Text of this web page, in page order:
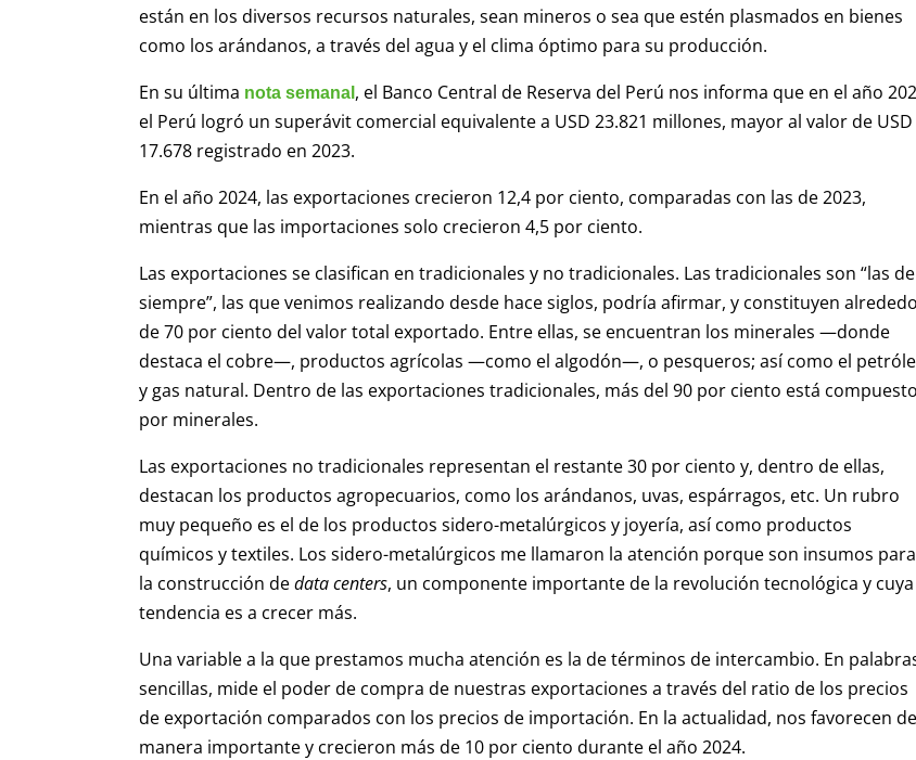
están en los diversos recursos naturales, sean mineros o sea que estén plasmados en bienes
como los arándanos, a través del agua y el clima óptimo para su producción.
En su última nota semanal , el Banco Central de Reserva del Perú nos informa que en el año
el Perú logró un superávit comercial equivalente a USD 23.821 millones, mayor al valor de USD
17.678 registrado en 2023.
En el año 2024, las exportaciones crecieron 12,4 por ciento, comparadas con las de 2023,
mientras que las importaciones solo crecieron 4,5 por ciento.
Las exportaciones se clasifican en tradicionales y no tradicionales. Las tradicionales son “las de
siempre”, las que venimos realizando desde hace siglos, podría afirmar, y constituyen
de 70 por ciento del valor total exportado. Entre ellas, se encuentran los minerales —donde
destaca el cobre—, productos agrícolas —como el algodón—, o pesqueros; así como el
y gas natural. Dentro de las exportaciones tradicionales, más del 90 por ciento está compuesto
por minerales.
Las exportaciones no tradicionales representan el restante 30 por ciento y, dentro de ellas,
destacan los productos agropecuarios, como los arándanos, uvas, espárragos, etc. Un rubro
muy pequeño es el de los productos sidero-metalúrgicos y joyería, así como productos
químicos y textiles. Los sidero-metalúrgicos me llamaron la atención porque son insumos para
la construcción dedata centers, un componente importante de la revolución tecnológica y cuya
tendencia es a crecer más.
Una variable a la que prestamos mucha atención es la de términos de intercambio. En
sencillas, mide el poder de compra de nuestras exportaciones a través del ratio de los precios
de exportación comparados con los precios de importación. En la actualidad, nos favorecen de
manera importante y crecieron más de 10 por ciento durante el año 2024.